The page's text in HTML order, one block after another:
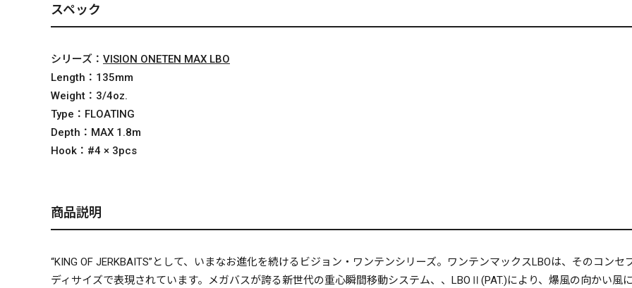
スペック
シリーズ： VISION ONETEN MAX LBO
Length： 135mm
Weight： 3/4oz.
Type： FLOATING
Depth： MAX 1.8m
Hook： #4 × 3pcs
商品説明
“KING OF JERKBAITS”として、いまなお進化を続けるビジョン・ワンテンシリーズ。ワンテンマックスLBOは、そのコン
ディサイズで表現されています。メガバスが誇る新世代の重心瞬間移動システム、、LBOⅡ(PAT.)により、爆風の向かい